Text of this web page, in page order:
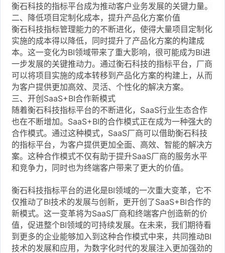
衡石科技的指标平台成为推动客户业务发展的关键力量。
二、降低项目定制化成本，提升产品化方案价值
衡石科技指标管理能力的不断进化，使得大量项目定制化
实施的成本得以降低，同时提升了产品化方案的构建成
本。这一变化为BI领域带来了重大影响，很可能成为BI进
一步发展的关键推动力。通过衡石科技的指标平台，厂商
可以将项目实施的成本转移到产品化方案的构建上，从而
为客户提供更加高效、灵活、个性化的解决方案。
三、开创SaaS+BI合作新模式
随着衡石科技指标平台的不断进化，SaaS行业生态合作
也在不断增加。SaaS+BI的合作模式正在成为一种强大的
合作模式。通过这种模式，SaaS厂商可以借助衡石科技
的指标平台，为客户提供更加全面、高效、智能的解决方
案。这种合作模式不仅有助于提升SaaS厂商的服务水平
和竞争力，同时也为终端客户带来了更大的价值。
衡石科技指标平台的进化是BI领域的一次重大变革，它不
仅推动了BI技术的发展与创新，更开创了SaaS+BI合作的
新模式。这一变革将为SaaS厂商和终端客户创造新的价
值，促进整个BI领域的可持续发展。在未来，我们期待看
到更多的企业能够加入到这种合作模式中来，共同推动BI
技术的发展和应用，为数字化时代的发展注入更加强劲的